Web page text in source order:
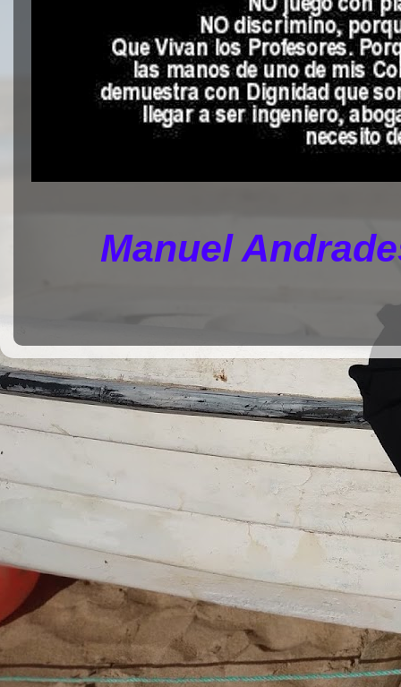
Manuel